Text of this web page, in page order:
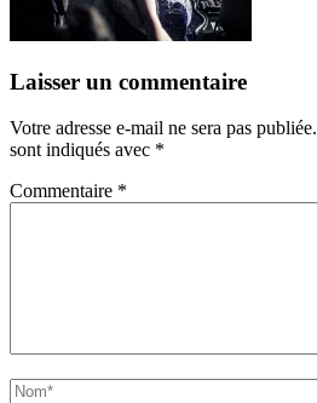
Laisser un commentaire
Votre adresse e-mail ne sera pas publiée.
sont indiqués avec *
Commentaire *
Nom*